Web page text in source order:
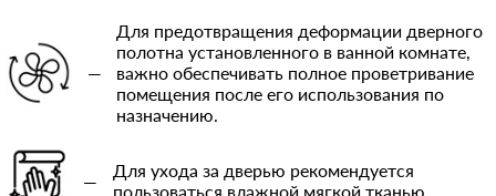
—
Для предотвращения деформации дверного
полотна установленного в ванной комнате,
важно обеспечивать полное проветривание
помещения после его использования по
назначению.
—
Для ухода за дверью рекомендуется
пользоваться влажной мягкой тканью.